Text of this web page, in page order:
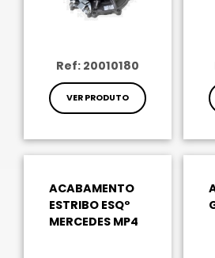
Ref: 20010180
VER PRODUTO
ACABAMENTO
ESTRIBO ESQº
MERCEDES MP4